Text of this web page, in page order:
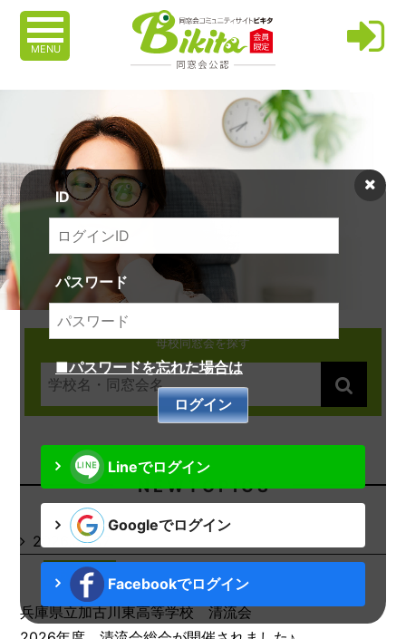
MENU
ID
パスワード
■パスワードを忘れた場合は
Lineでログイン
Googleでログイン
Facebookでログイン
母校同窓会を探す
N E W T O P I C S
2026.08.07
お知らせ
兵庫県立加古川東高等学校 清流会